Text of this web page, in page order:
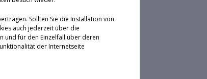
Sollten Sie die Installation von
auch jederzeit über die
und für den Einzelfall über deren
der Internetseite